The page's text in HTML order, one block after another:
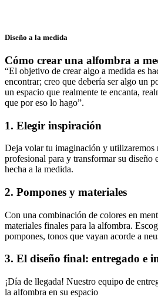
Diseño a la medida
Cómo crear una alfombra a
“El objetivo de crear algo a medida es
encontrar; creo que debería ser algo un
un espacio que realmente te encanta,
que por eso lo hago”.
1. Elegir inspiración
Deja volar tu imaginación y utilizaremos
profesional para y transformar su diseño
hecha a la medida.
2. Pompones y materiales
Con una combinación de colores en
materiales finales para la alfombra.
pompones, tonos que vayan acorde a
3. El diseño final: entregado e
¡Día de llegada! Nuestro equipo de
la alfombra en su espacio